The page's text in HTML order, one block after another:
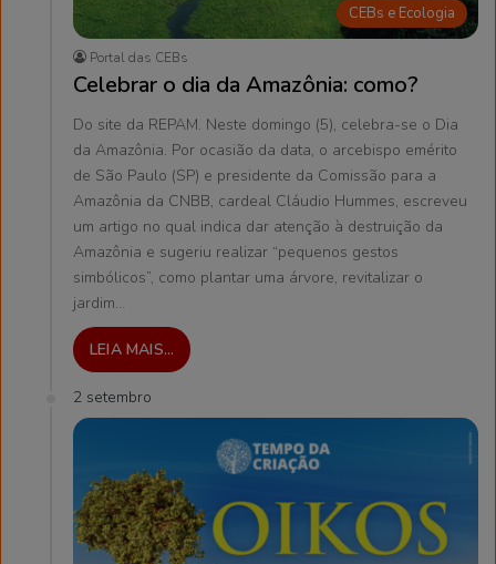
CEBs e Ecologia
Portal das CEBs
Celebrar o dia da Amazônia: como?
Do site da REPAM. Neste domingo (5), celebra-se o Dia
da Amazônia. Por ocasião da data, o arcebispo emérito
de São Paulo (SP) e presidente da Comissão para a
Amazônia da CNBB, cardeal Cláudio Hummes, escreveu
um artigo no qual indica dar atenção à destruição da
Amazônia e sugeriu realizar “pequenos gestos
simbólicos”, como plantar uma árvore, revitalizar o
jardim…
LEIA MAIS...
2 setembro